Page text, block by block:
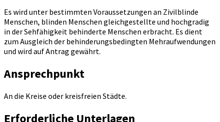
Es wird unter bestimmten Voraussetzungen an Zivilblinde
Menschen, blinden Menschen gleichgestellte und hochgradig
in der Sehfähigkeit behinderte Menschen erbracht. Es dient
zum Ausgleich der behinderungsbedingten Mehraufwendungen
und wird auf Antrag gewährt.
Ansprechpunkt
An die Kreise oder kreisfreien Städte.
Erforderliche Unterlagen